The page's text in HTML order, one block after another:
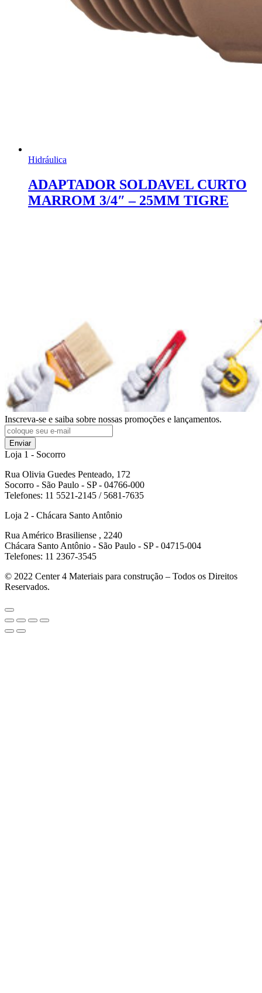
Hidráulica
ADAPTADOR SOLDAVEL CURTO
MARROM 3/4″ – 25MM TIGRE
Inscreva-se e saiba sobre nossas promoções e lançamentos.
Enviar
Loja 1 - Socorro
Rua Olivia Guedes Penteado, 172
Socorro - São Paulo - SP - 04766-000
Telefones: 11 5521-2145 / 5681-7635
Loja 2 - Chácara Santo Antônio
Rua Américo Brasiliense , 2240
Chácara Santo Antônio - São Paulo - SP - 04715-004
Telefones: 11 2367-3545
© 2022 Center 4 Materiais para construção – Todos os Direitos
Reservados.